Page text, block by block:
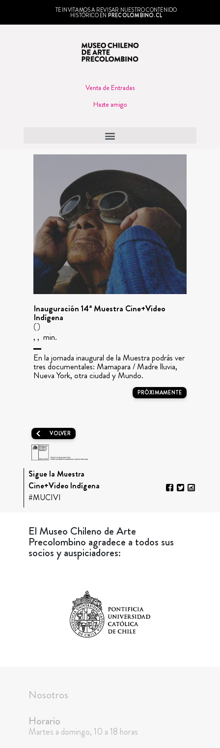
TE INVITAMOS A REVISAR NUESTRO CONTENIDO
HISTÓRICO EN PRECOLOMBINO.CL
Venta de Entradas
Hazte amigo
Inauguración 14ª Muestra Cine+Video
Indígena
()
, , min.
En la jornada inaugural de la Muestra podrás ver
tres documentales: Mamapara / Madre lluvia,
Nueva York, otra ciudad y Mundo.
PRÓXIMAMENTE
VOLVER
Sigue la Muestra
Cine+Video Indígena
#MUCIVI
El Museo Chileno de Arte
Precolombino agradece a todos sus
socios y auspiciadores:
Nosotros
Horario
Martes a domingo, 10 a 18 horas